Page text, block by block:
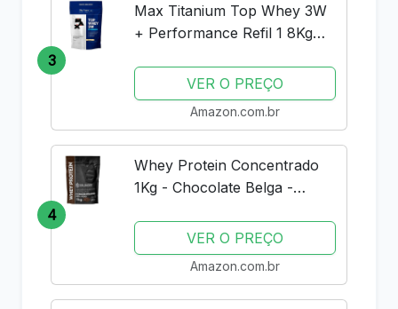
3
Max Titanium Top Whey 3W
+ Performance Refil 1 8Kg
VER O PREÇO
Amazon.com.br
4
Whey Protein Concentrado
1Kg - Chocolate Belga -
VER O PREÇO
Amazon.com.br